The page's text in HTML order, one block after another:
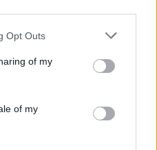
Opt Outs
of my
of my
και πήγε
- Απίστευτο